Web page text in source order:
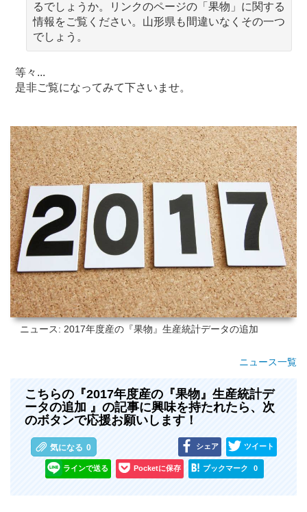
るでしょうか。リンクのページの「果物」に関する
情報をご覧ください。山形県も間違いなくその一つ
でしょう。
等々...
是非ご覧になってみて下さいませ。
ニュース: 2017年度産の『果物』生産統計データの追加
ニュース一覧
こちらの『2017年度産の『果物』生産統計デ
ータの追加 』の記事に興味を持たれたら、次
のボタンで応援お願いします！
気になる 0 シェア ツイート
ラインで送る Pocketに保存 ブックマーク 0